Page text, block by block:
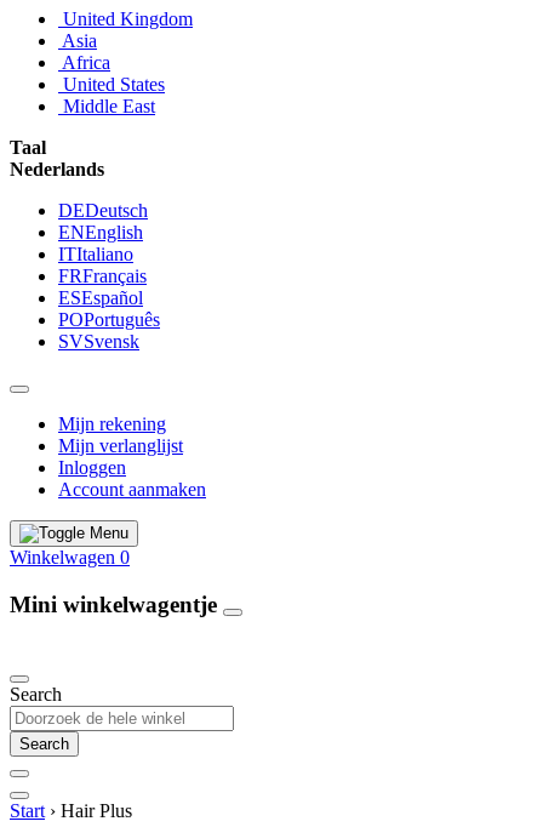
United Kingdom
Asia
Africa
United States
Middle East
Taal
Nederlands
DEDeutsch
ENEnglish
ITItaliano
FRFrançais
ESEspañol
POPortuguês
SVSvensk
Mijn rekening
Mijn verlanglijst
Inloggen
Account aanmaken
Winkelwagen 0
Mini winkelwagentje
Search
Search
Start › Hair Plus